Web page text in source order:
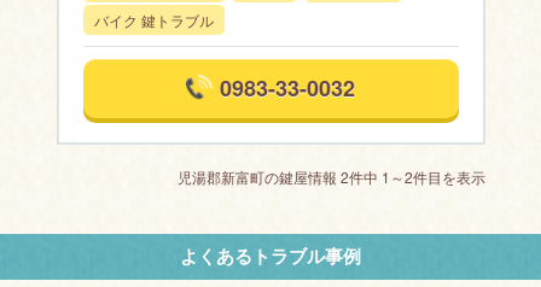
バイク 鍵トラブル
0983-33-0032
児湯郡新富町の鍵屋情報 2件中 1～2件目を表示
よくあるトラブル事例